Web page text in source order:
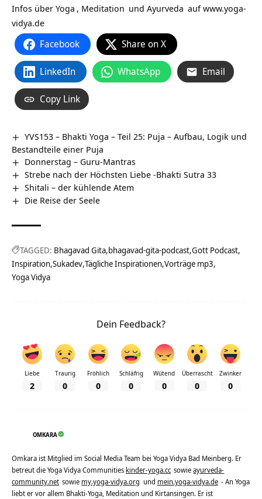
Infos über Yoga , Meditation und Ayurveda aufwww.yoga-
vidya.de
Facebook Share on X
LinkedIn WhatsApp Email
Copy Link
YVS153 – Bhakti Yoga – Teil 25: Puja – Aufbau, Logik und
Bestandteile einer Puja
Donnerstag – Guru-Mantras
Strebe nach der Höchsten Liebe -Bhakti Sutra 33
Shitali – der kühlende Atem
Die Reise der Seele
TAGGED: Bhagavad Gita bhagavad-gita-podcast Gott Podcast
Inspiration Sukadev Tägliche Inspirationen Vorträge mp3
Yoga Vidya
Dein Feedback?
Liebe
2
Traurig
0
Fröhlich
0
Schläfrig
0
Wütend
0
Überrascht
0
Zwinker
0
OMKARA
Omkara ist Mitglied im Social Media Team bei Yoga Vidya Bad Meinberg. Er
betreut die Yoga Vidya Communities kinder-yoga.cc sowieayurveda-
community.net sowie my.yoga-vidya.org und mein.yoga-vidya.de - An Yoga
liebt er vor allem Bhakti-Yoga, Meditation und Kirtansingen. Er ist